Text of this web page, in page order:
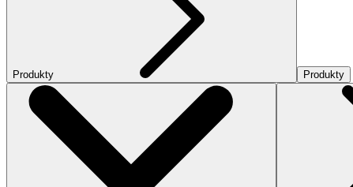
Produkty Produkty